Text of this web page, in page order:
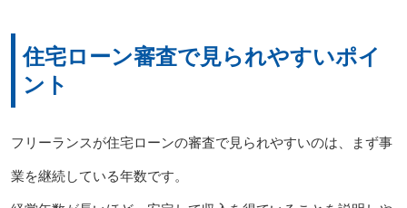
住宅ローン審査で見られやすいポイ
ント
フリーランスが住宅ローンの審査で見られやすいのは、まず事
業を継続している年数です。